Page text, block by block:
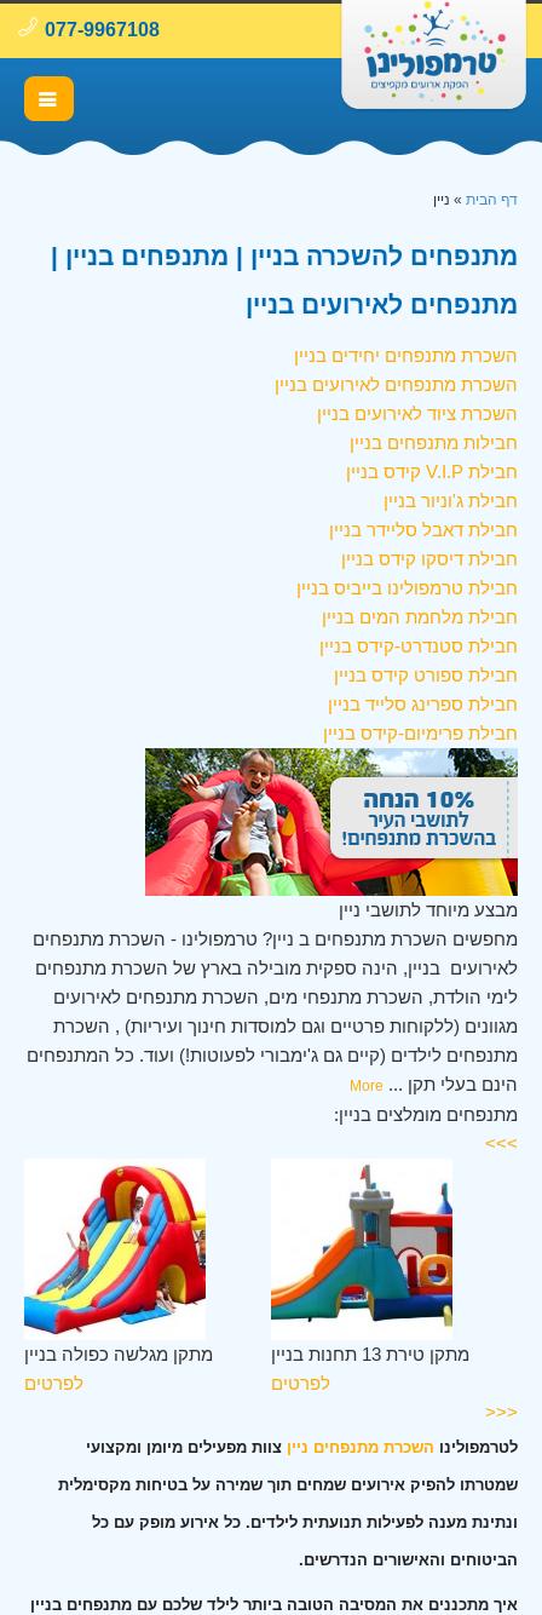
077-9967108
דף הבית » ניין
מתנפחים להשכרה בניין | מתנפחים בניין |
מתנפחים לאירועים בניין
השכרת מתנפחים יחידים בניין
השכרת מתנפחים לאירועים בניין
השכרת ציוד לאירועים בניין
חבילות מתנפחים בניין
חבילת V.I.P קידס בניין
חבילת ג'וניור בניין
חבילת דאבל סליידר בניין
חבילת דיסקו קידס בניין
חבילת טרמפולינו בייביס בניין
חבילת מלחמת המים בניין
חבילת סטנדרט-קידס בניין
חבילת ספורט קידס בניין
חבילת ספרינג סלייד בניין
חבילת פרימיום-קידס בניין
מבצע מיוחד לתושבי ניין
מחפשים השכרת מתנפחים ב ניין? טרמפולינו - השכרת מתנפחים
לאירועים בניין, הינה ספקית מובילה בארץ של השכרת מתנפחים
לימי הולדת, השכרת מתנפחי מים, השכרת מתנפחים לאירועים
מגוונים (ללקוחות פרטיים וגם למוסדות חינוך ועיריות) , השכרת
מתנפחים לילדים (קיים גם ג'ימבורי לפעוטות!) ועוד. כל המתנפחים
הינם בעלי תקן ...
More
מתנפחים מומלצים בניין:
>>>
מתקן מגלשה כפולה בניין
לפרטים
מתקן טירת 13 תחנות בניין
לפרטים
<<<
לטרמפולינו השכרת מתנפחים ניין צוות מפעילים מיומן ומקצועי
שמטרתו להפיק אירועים שמחים תוך שמירה על בטיחות מקסימלית
ונתינת מענה לפעילות תנועתית לילדים. כל אירוע מופק עם כל
הביטוחים והאישורים הנדרשים.
איך מתכננים את המסיבה הטובה ביותר לילד שלכם עם מתנפחים בניין